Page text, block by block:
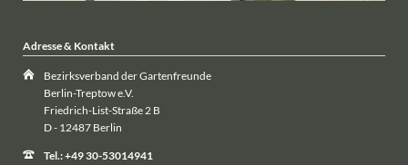
Adresse & Kontakt
Bezirksverband der Gartenfreunde
Berlin-Treptow e.V.
Friedrich-List-Straße 2 B
D - 12487 Berlin
Tel.: +49 30-53014941